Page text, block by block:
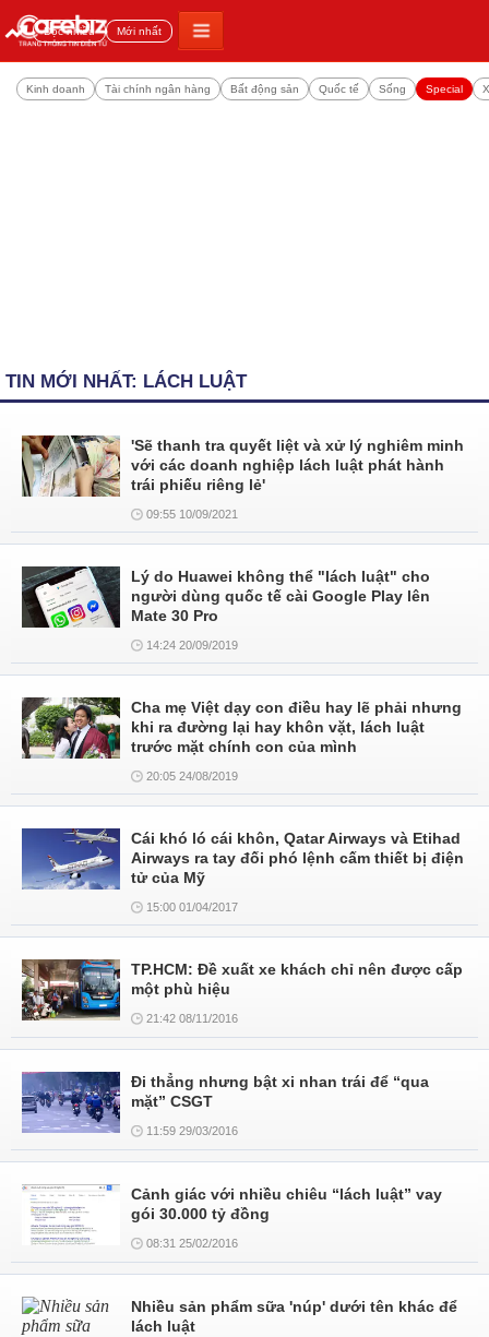
Đọc nhiều Mới nhất
Kinh doanh Tài chính ngân hàng Bất động sản Quốc tế Sống Special
TIN MỚI NHẤT: LÁCH LUẬT
'Sẽ thanh tra quyết liệt và xử lý nghiêm minh
với các doanh nghiệp lách luật phát hành
trái phiếu riêng lẻ'
09:55 10/09/2021
Lý do Huawei không thể "lách luật" cho
người dùng quốc tế cài Google Play lên
Mate 30 Pro
14:24 20/09/2019
Cha mẹ Việt dạy con điều hay lẽ phải nhưng
khi ra đường lại hay khôn vặt, lách luật
trước mặt chính con của mình
20:05 24/08/2019
Cái khó ló cái khôn, Qatar Airways và Etihad
Airways ra tay đối phó lệnh cấm thiết bị điện
tử của Mỹ
15:00 01/04/2017
TP.HCM: Đề xuất xe khách chỉ nên được cấp
một phù hiệu
21:42 08/11/2016
Đi thẳng nhưng bật xi nhan trái để “qua
mặt” CSGT
11:59 29/03/2016
Cảnh giác với nhiều chiêu “lách luật” vay
gói 30.000 tỷ đồng
08:31 25/02/2016
Nhiều sản phẩm sữa 'núp' dưới tên khác để
lách luật